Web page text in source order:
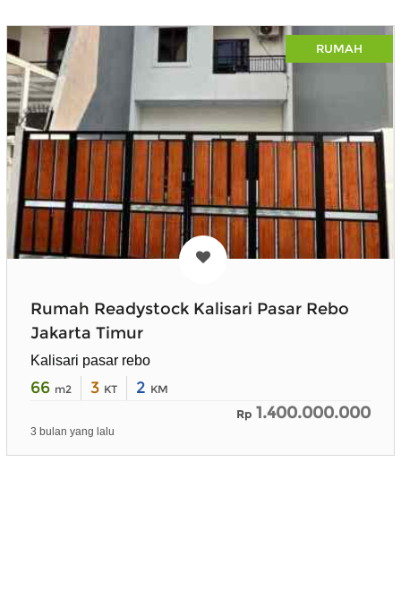
RUMAH
Rumah Readystock Kalisari Pasar Rebo
Jakarta Timur
Kalisari pasar rebo
66 m2 3 KT 2 KM
Rp 1.400.000.000
3 bulan yang lalu